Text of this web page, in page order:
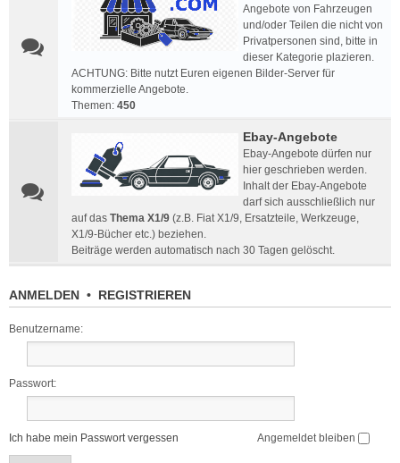
Angebote von Fahrzeugen
und/oder Teilen die nicht von
Privatpersonen sind, bitte in
dieser Kategorie plazieren.
ACHTUNG: Bitte nutzt Euren eigenen Bilder-Server für
kommerzielle Angebote.
Themen: 450
Ebay-Angebote
Ebay-Angebote dürfen nur
hier geschrieben werden.
Inhalt der Ebay-Angebote
darf sich ausschließlich nur
auf das Thema X1/9 (z.B. Fiat X1/9, Ersatzteile, Werkzeuge,
X1/9-Bücher etc.) beziehen.
Beiträge werden automatisch nach 30 Tagen gelöscht.
ANMELDEN • REGISTRIEREN
Benutzername:
Passwort:
Ich habe mein Passwort vergessen Angemeldet bleiben